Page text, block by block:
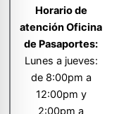
Horario de
atención Oficina
de Pasaportes:
Lunes a jueves:
de 8:00pm a
12:00pm y
2:00pm a